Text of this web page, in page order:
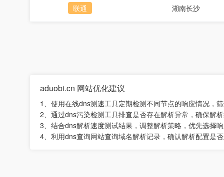
联通 湖南长沙
aduobi.cn 网站优化建议
1、使用在线dns测速工具定期检测不同节点的响应情况，
2、通过dns污染检测工具排查是否存在解析异常，确保解
3、结合dns解析速度测试结果，调整解析策略，优先选择
4、利用dns查询网站查询域名解析记录，确认解析配置是